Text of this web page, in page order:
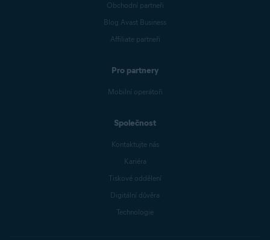
Obchodní partneři
Blog Avast Business
Affiliate partneři
Pro partnery
Mobilní operátoři
Společnost
Kontaktujte nás
Kariéra
Tiskové oddělení
Digitální důvěra
Technologie